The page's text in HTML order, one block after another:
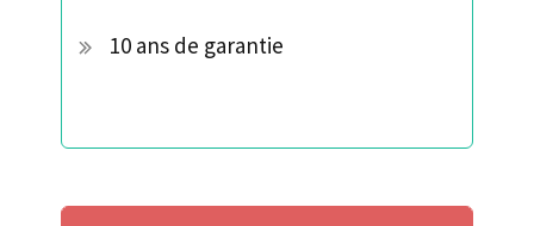
10 ans de garantie